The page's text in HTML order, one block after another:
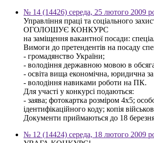
№ 14 (14426) середа, 25 лютого 2009
Управління праці та соціального
ОГОЛОШУЄ КОНКУРС
на заміщення вакантної посади:
Вимоги до претендентів на посаду
- громадянство України;
- володіння державною мовою в
- освіта вища економічна, юридична за
- володіння навиками роботи на ПК.
Для участі у конкурсі подаються:
- заява; фотокартка розміром 4х5;
ідентифікаційного коду; копія
Документи приймаються до 18
№ 12 (14424) середа, 18 лютого 2009